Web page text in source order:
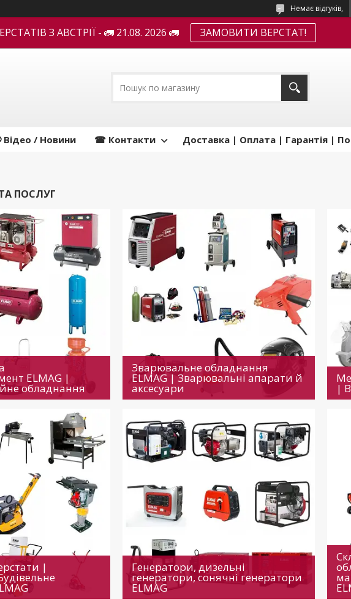
Немає відгуків,
З АВСТРІЇ - 🚛 21.08. 2026 🚛 ЗАМОВИТИ ВЕРСТАТ!
Відео / Новини ☎ Контакти Доставка | Оплата | Гарантія |
ПОСЛУГ
ELMAG |
обладнання
Зварювальне обладнання
ELMAG | Зварювальні апарати й
аксесуари |
| Генератори, дизельні
генератори, сонячні генератори
ELMAG